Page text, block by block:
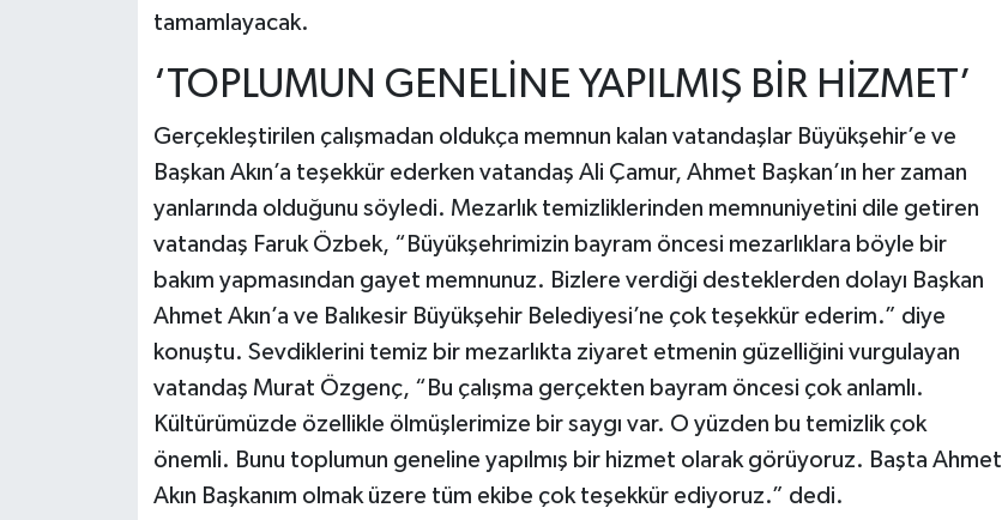
tamamlayacak.
‘TOPLUMUN GENELİNE YAPILMIŞ BİR HİZMET’
Gerçekleştirilen çalışmadan oldukça memnun kalan vatandaşlar Büyükşehir’e ve
Başkan Akın’a teşekkür ederken vatandaş Ali Çamur, Ahmet Başkan’ın her zaman
yanlarında olduğunu söyledi. Mezarlık temizliklerinden memnuniyetini dile getiren
vatandaş Faruk Özbek, “Büyükşehrimizin bayram öncesi mezarlıklara böyle bir
bakım yapmasından gayet memnunuz. Bizlere verdiği desteklerden dolayı Başkan
Ahmet Akın’a ve Balıkesir Büyükşehir Belediyesi’ne çok teşekkür ederim.” diye
konuştu. Sevdiklerini temiz bir mezarlıkta ziyaret etmenin güzelliğini vurgulayan
vatandaş Murat Özgenç, “Bu çalışma gerçekten bayram öncesi çok anlamlı.
Kültürümüzde özellikle ölmüşlerimize bir saygı var. O yüzden bu temizlik çok
önemli. Bunu toplumun geneline yapılmış bir hizmet olarak görüyoruz. Başta Ahmet
Akın Başkanım olmak üzere tüm ekibe çok teşekkür ediyoruz.” dedi.